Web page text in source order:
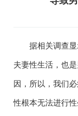
据相关调查
夫妻性生活，也
因，所以，我们
性根本无法进行性